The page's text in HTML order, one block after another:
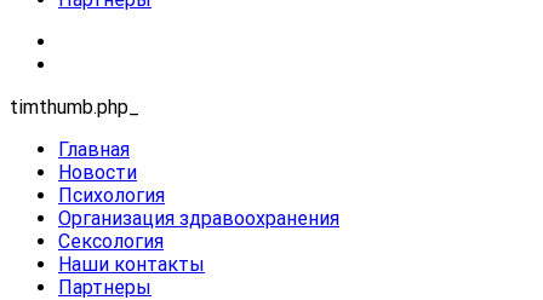
timthumb.php_
Главная
Новости
Психология
Организация здравоохранения
Сексология
Наши контакты
Партнеры